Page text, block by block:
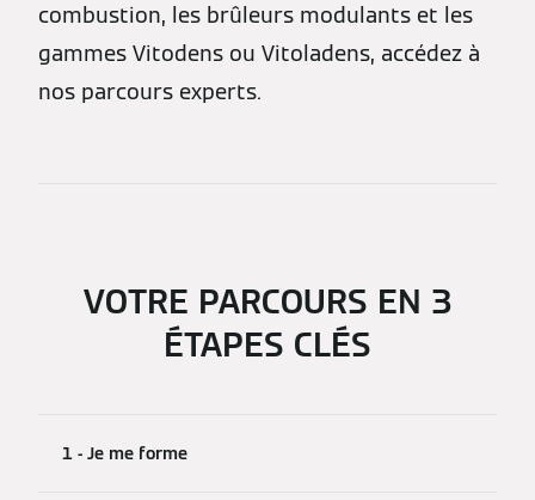
combustion, les brûleurs modulants et les
gammes Vitodens ou Vitoladens, accédez à
nos parcours experts.
VOTRE PARCOURS EN 3
ÉTAPES CLÉS
1 - Je me forme